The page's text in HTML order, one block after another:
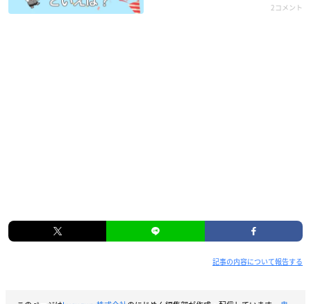
2コメント
記事の内容について報告する